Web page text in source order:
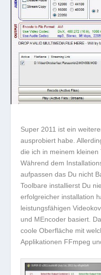
Super 2011 ist ein
ausprobiert habe.
die ich in meinem kleinen
Während dem
aufpassen das Du nicht
Toolbare installierst Du
erfolgreicher installation
leistungsfähigen
und MEncoder basiert.
coole Oberfläche mit
Applikationen FFmpeg